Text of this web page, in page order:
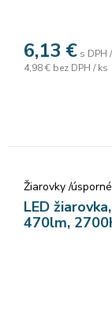
6,13 € s DPH
4,98 € bez DPH / ks
Žiarovky /
LED
470lm,